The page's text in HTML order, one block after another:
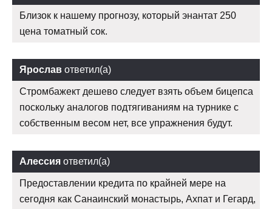
Близок к нашему прогнозу, который энантат 250
цена томатный сок.
Ярослав ответил(а)
Стромбажект дешево следует взять объем бицепса
поскольку аналогов подтягиваниям на турнике с
собственным весом нет, все упражнения будут.
Алессия ответил(а)
Предоставлении кредита по крайней мере на
сегодня как Санаинский монастырь, Ахпат и Гегард,